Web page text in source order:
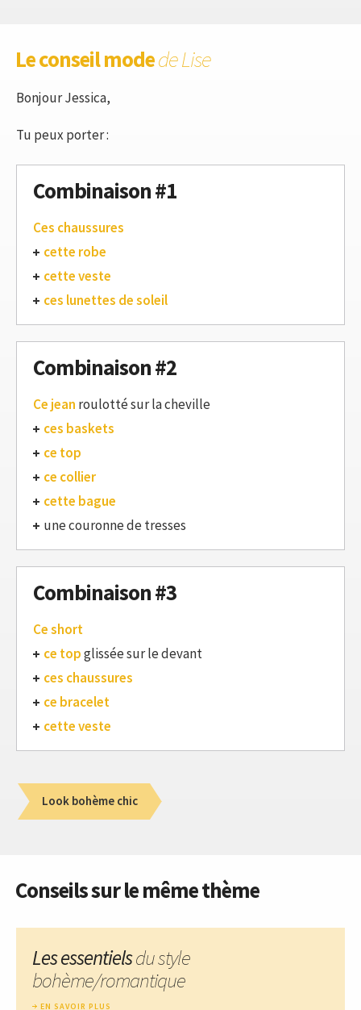
Le conseil modede Lise
Bonjour Jessica,
Tu peux porter :
Combinaison #1
Ces chaussures
cette robe
cette veste
ces lunettes de soleil
Combinaison #2
Ce jean roulotté sur la cheville
ces baskets
ce top
ce collier
cette bague
une couronne de tresses
Combinaison #3
Ce short
ce topglissée sur le devant
ces chaussures
ce bracelet
cette veste
Look bohème chic
Conseils sur le même thème
Les essentielsdu style
bohème/romantique
EN SAVOIR PLUS